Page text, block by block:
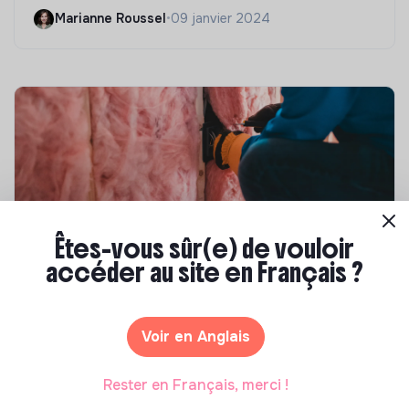
Marianne Roussel •09 janvier 2024
Compétences & formations
énergétique des bâtiments
Êtes-vous sûr(e) de vouloir
accéder au site en Français ?
Voir en Anglais
Rester en Français, merci !